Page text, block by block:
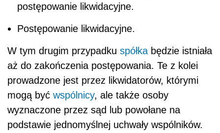
postępowanie likwidacyjne.
Postępowanie likwidacyjne.
W tym drugim przypadku spółka będzie istniała
aż do zakończenia postępowania. Te z kolei
prowadzone jest przez likwidatorów, którymi
mogą być wspólnicy, ale także osoby
wyznaczone przez sąd lub powołane na
podstawie jednomyślnej uchwały wspólników.